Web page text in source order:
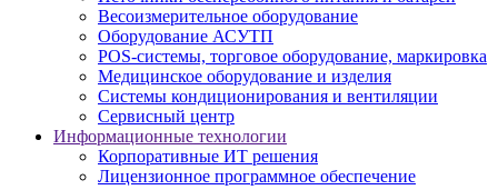
Весоизмерительное оборудование
Оборудование АСУТП
POS-системы, торговое оборудование, маркировка
Медицинское оборудование и изделия
Системы кондиционирования и вентиляции
Сервисный центр
Информационные технологии
Корпоративные ИТ решения
Лицензионное программное обеспечение